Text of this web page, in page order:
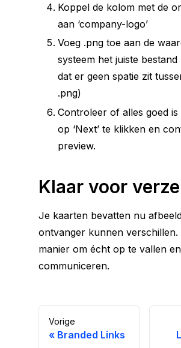
Koppel de kolom met de
aan ‘company-logo’
Voeg .png toe aan de
systeem het juiste
dat er geen spatie zit
.png)
Controleer of alles goed
op ‘Next’ te klikken en
preview.
Klaar voor
Je kaarten bevatten nu
ontvanger kunnen verschillen.
manier om écht op te vallen
communiceren.
Vorige
« Branded Links